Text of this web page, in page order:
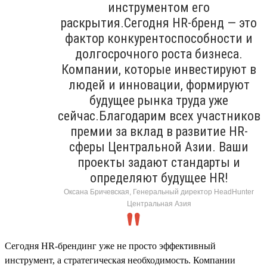
инструментом его
раскрытия.Сегодня HR-бренд — это
фактор конкурентоспособности и
долгосрочного роста бизнеса.
Компании, которые инвестируют в
людей и инновации, формируют
будущее рынка труда уже
сейчас.Благодарим всех участников
премии за вклад в развитие HR-
сферы Центральной Азии. Ваши
проекты задают стандарты и
определяют будущее HR!
Оксана Бричевская, Генеральный директор HeadHunter
Центральная Азия
Сегодня HR-брендинг уже не просто эффективный
инструмент, а стратегическая необходимость. Компании